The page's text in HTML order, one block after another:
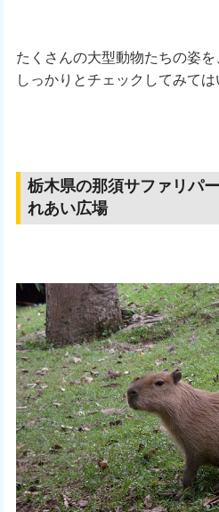
たくさんの大型動物たちの姿
しっかりとチェックしてみて
栃木県の那須サファリ
れあい広場